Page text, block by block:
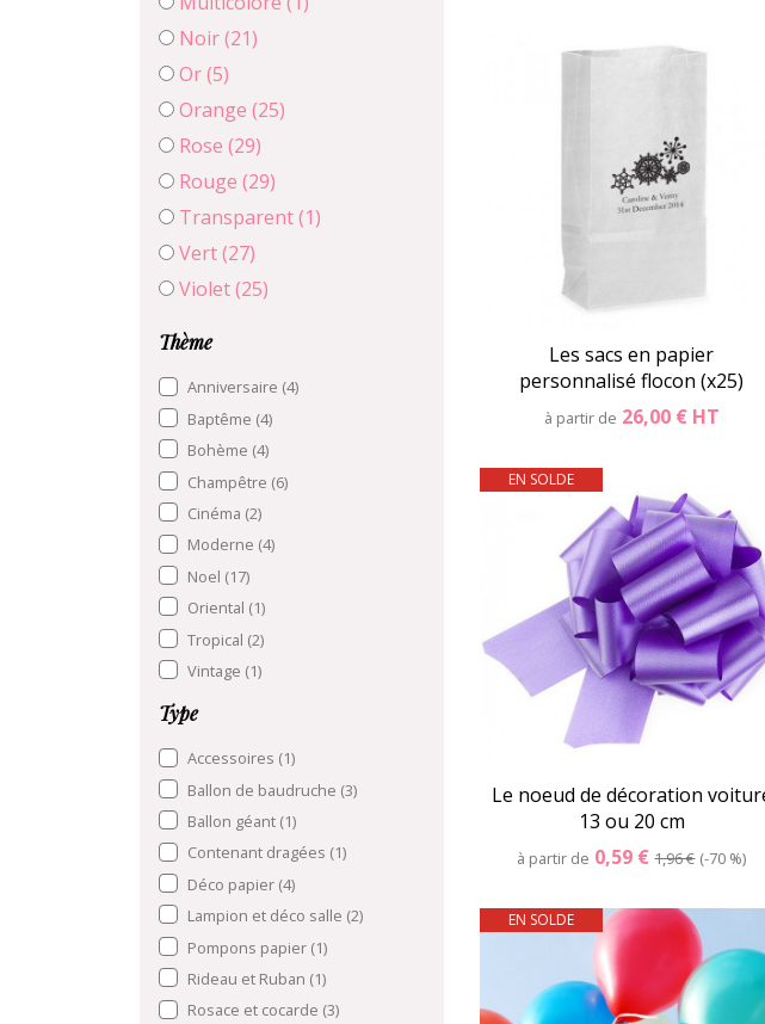
Noir(21)
Or(5)
Orange (25)
Rose (29)
Rouge (29)
Transparent(1)
Vert(27)
Violet(25)
Thème
Anniversaire (4)
Baptême (4)
Bohème (4)
Champêtre (6)
Cinéma (2)
Moderne (4)
Noel (17)
Oriental (1)
Tropical (2)
Vintage (1)
Type
Accessoires (1)
Ballon de baudruche (3)
Ballon géant (1)
Contenant dragées (1)
Déco papier (4)
Lampion et déco salle (2)
Pompons papier (1)
Rideau et Ruban (1)
Rosace et cocarde (3)
Détails Panier
Les sacs en papier
personnalisé flocon (x25)
à partir de 26,00 € HT
Détails Panier
EN SOLDE
Le noeud de décoration
13 ou 20 cm
à partir de 0,59 €1,96 € -70 %
Détails Panier
EN SOLDE